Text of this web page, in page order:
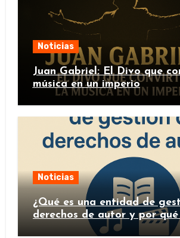
Noticias
Juan Gabriel: El Divo que
música en un imperio
Noticias
¿Qué es una entidad de
derechos de autor y por qué
importante?